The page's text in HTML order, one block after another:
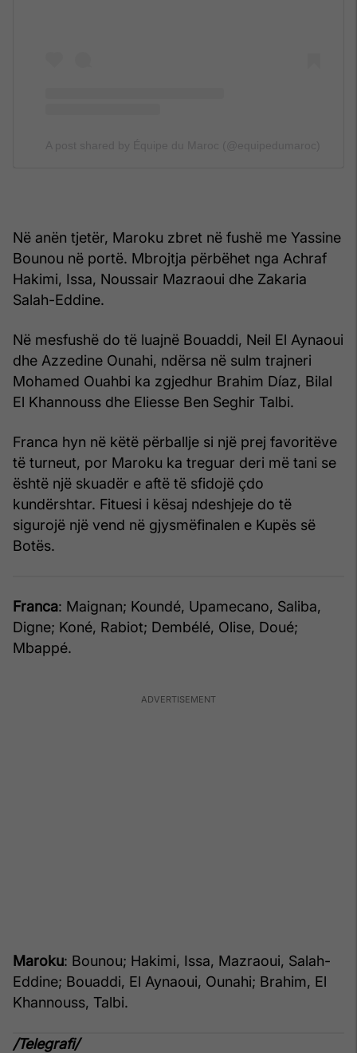
Në anën tjetër, Maroku zbret në fushë me Yassine
Bounou në portë. Mbrojtja përbëhet nga Achraf
Hakimi, Issa, Noussair Mazraoui dhe Zakaria
Salah-Eddine.
Në mesfushë do të luajnë Bouaddi, Neil El Aynaoui
dhe Azzedine Ounahi, ndërsa në sulm trajneri
Mohamed Ouahbi ka zgjedhur Brahim Díaz, Bilal
El Khannouss dhe Eliesse Ben Seghir Talbi.
Franca hyn në këtë përballje si një prej favoritëve
të turneut, por Maroku ka treguar deri më tani se
është një skuadër e aftë të sfidojë çdo
kundërshtar. Fituesi i kësaj ndeshjeje do të
sigurojë një vend në gjysmëfinalen e Kupës së
Botës.
Franca: Maignan; Koundé, Upamecano, Saliba,
Digne; Koné, Rabiot; Dembélé, Olise, Doué;
Mbappé.
Maroku: Bounou; Hakimi, Issa, Mazraoui, Salah-
Eddine; Bouaddi, El Aynaoui, Ounahi; Brahim, El
Khannouss, Talbi.
/Telegrafi/